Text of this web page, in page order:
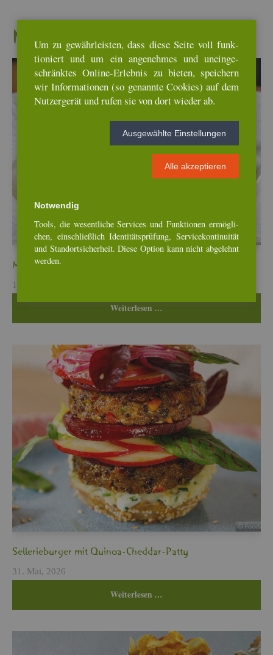
Neu­es­te Re­zep­te
Min­es­tro­ne mit To­ma­ten-In­fu­si­on
11. Jul, 2026
Wei­ter­le­sen …
Sel­le­rie­bur­ger mit Qui­noa-Ched­dar-Patty
31. Mai, 2026
Wei­ter­le­sen …
Um zu ge­währ­leis­ten, dass diese Seite voll funk­
tio­niert und um ein an­ge­neh­mes und un­ein­ge­
schränk­tes On­line-Er­leb­nis zu bie­ten, spei­chern
wir In­for­ma­tio­nen (so ge­nann­te Coo­kies) auf dem
Nut­zer­ge­rät und rufen sie von dort wie­der ab.
Aus­ge­wähl­te Ein­stel­lun­gen
Alle ak­zep­tie­ren
Not­wen­dig
Tools, die we­sent­li­che Ser­vices und Funk­tio­nen er­mög­li­
chen, ein­schlie­ß­lich Iden­ti­täts­prü­fung, Ser­vice­kon­ti­nui­tät
und Stand­ort­si­cher­heit. Diese Op­ti­on kann nicht ab­ge­lehnt
wer­den.